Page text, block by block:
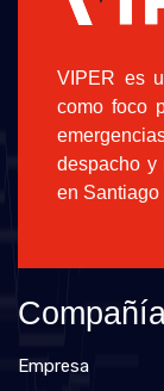
VIPER es
como foco
despacho y
en Santiago
Empresa